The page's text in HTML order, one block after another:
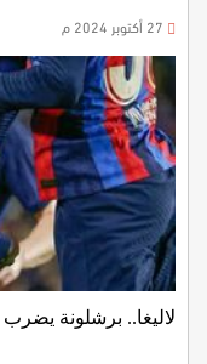
لاليغا.. برشلونة يضرب